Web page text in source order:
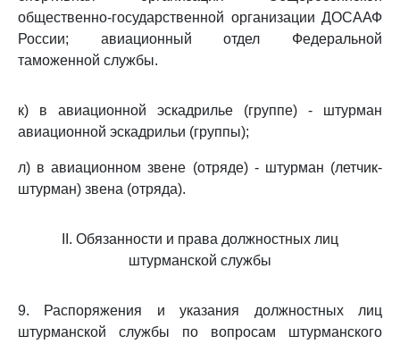
общественно-государственной организации ДОСААФ
России; авиационный отдел Федеральной
таможенной службы.
к) в авиационной эскадрилье (группе) - штурман
авиационной эскадрильи (группы);
л) в авиационном звене (отряде) - штурман (летчик-
штурман) звена (отряда).
II. Обязанности и права должностных лиц
штурманской службы
9. Распоряжения и указания должностных лиц
штурманской службы по вопросам штурманского